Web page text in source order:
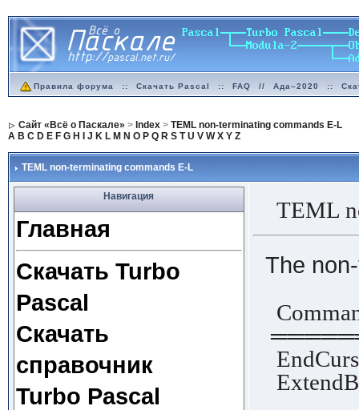
Правила форума :: Скачать Pascal :: FAQ // Ада–2020 ::
Сайт «Всё о Паскале» > Index> TEML non-terminating commands E-L
A B C D E F G H J K L M N O P Q R S T U V W X Y Z
TEML non-terminating commands E-L
Навигация
Главная
Скачать Turbo
Pascal
Скачать
справочник
Turbo Pascal
TEML
The